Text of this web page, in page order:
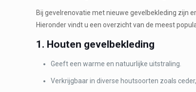
Bij gevelrenovatie met nieuwe gevelbekleding zijn
Hieronder vindt u een overzicht van de meest
1. Houten gevelbekleding
Geeft een warme en natuurlijke uitstraling.
Verkrijgbaar in diverse houtsoorten zoals